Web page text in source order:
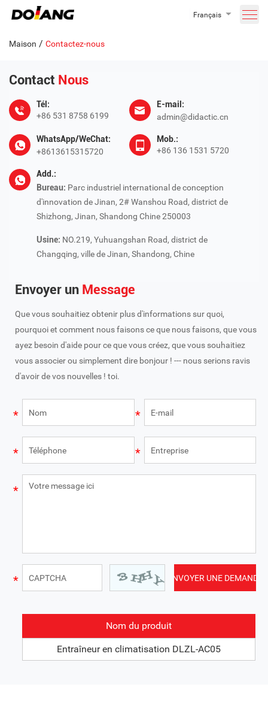
Français
Maison / Contactez-nous
Contact Nous
Tél:
+86 531 8758 6199
E-mail:
admin@didactic.cn
WhatsApp/WeChat:
+8613615315720
Mob.:
+86 136 1531 5720
Add.:
Bureau: Parc industriel international de conception
d'innovation de Jinan, 2# Wanshou Road, district de
Shizhong, Jinan, Shandong Chine 250003
Usine: NO.219, Yuhuangshan Road, district de
Changqing, ville de Jinan, Shandong, Chine
Envoyer un Message
Que vous souhaitiez obtenir plus d'informations sur quoi,
pourquoi et comment nous faisons ce que nous faisons, que vous
ayez besoin d'aide pour ce que vous créez, que vous souhaitiez
vous associer ou simplement dire bonjour ! --- nous serions ravis
d'avoir de vos nouvelles ! toi.
Nom du produit
Entraîneur en climatisation DLZL-AC05